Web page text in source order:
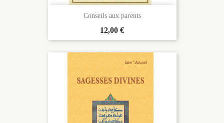
Conseils aux parents
Prix
12,00 €